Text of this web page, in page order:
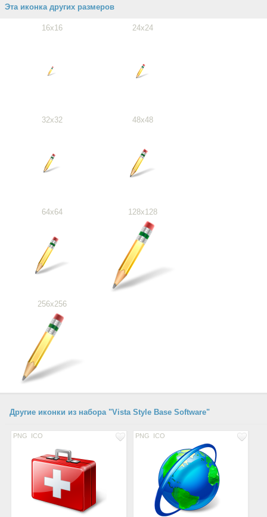
Эта иконка других размеров
16x16 24x24
32x32 48x48
64x64 128x128
256x256
Другие иконки из набора "Vista Style Base Software"
PNG ICO PNG ICO